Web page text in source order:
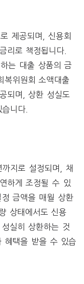
제공되며, 신용회
리로 책정됩니다.
는 대출 상품의 금
위원회 소액대출
되며, 상환 성실도
니다.
지로 설정되며, 채
하게 조정될 수 있
금액을 매월 상환
상태에서도 신용
실히 상환하는 것
혜택을 받을 수 있습